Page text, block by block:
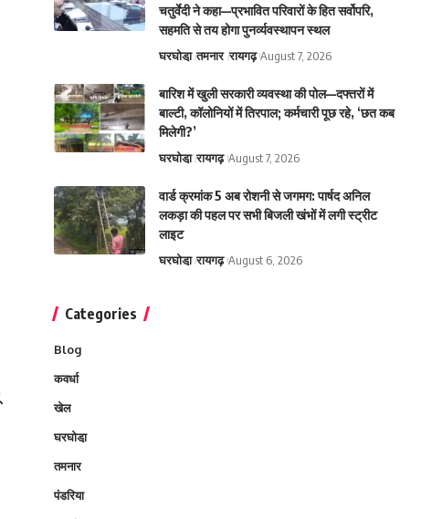
चतुर्वेदी ने कहा—प्रभावित परिवारों के हित सर्वोपरि,
सहमति से तय होगा पुनर्व्यवस्थापन स्थल
घरघोडा़ तमनार रायगढ़ August 7, 2026
बारिश में खुली सरकारी व्यवस्था की पोल—दफ्तरों में
बाल्टी, कॉलोनियों में तिरपाल; कर्मचारी पूछ रहे, ‘छत कब
मिलेगी?’
घरघोडा़ रायगढ़ August 7, 2026
वार्ड क्रमांक 5 अब रोशनी से जगमग: पार्षद अनिल
लकड़ा की पहल पर सभी बिजली खंभों में लगी स्ट्रीट
लाइट
घरघोडा़ रायगढ़ August 6, 2026
Categories
Blog
कवर्धा
खेल
घरघोडा़
तमनार
पंडरिया